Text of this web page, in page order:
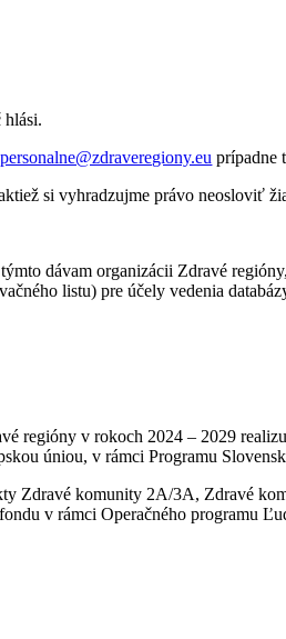
hlási.
personalne@zdraveregiony.eu prípadne
si vyhradzujme právo neosloviť
dávam organizácii Zdravé
listu) pre účely vedenia
regióny v rokoch 2024 – 2029
úniou, v rámci Programu
Zdravé komunity 2A/3A, Zdravé
v rámci Operačného programu